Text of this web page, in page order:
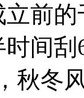
前
间
秋冬